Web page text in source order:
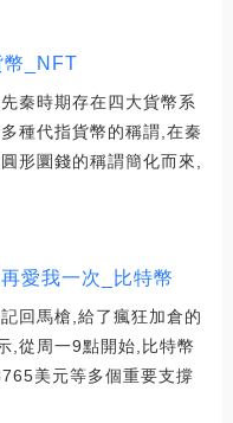
_NFT
秦時期存在四大貨幣系
種代指貨幣的稱謂,在秦
形圜錢的稱謂簡化而來,
愛我一次_比特幣
回馬槍,給了瘋狂加倉的
,從周一9點開始,比特幣
美元等多個重要支撐